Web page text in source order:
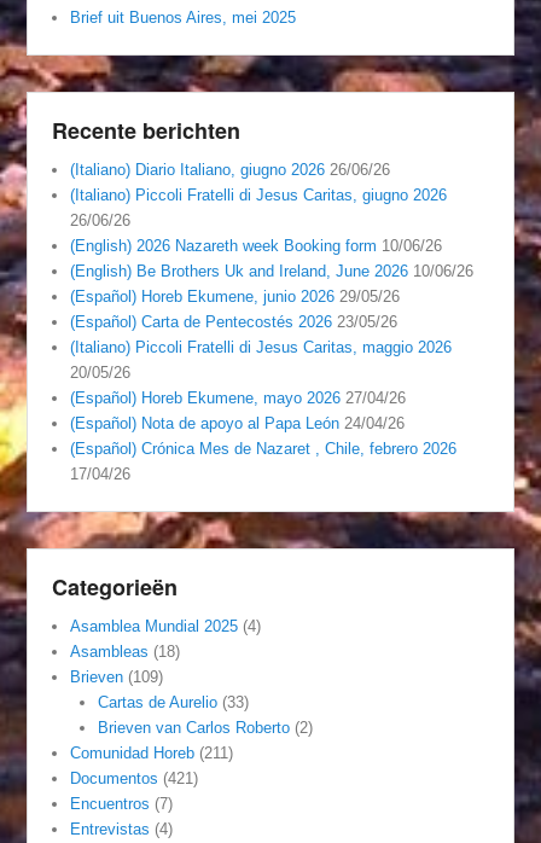
Brief uit Buenos Aires, mei 2025
Recente berichten
(Italiano) Diario Italiano, giugno 2026 26/06/26
(Italiano) Piccoli Fratelli di Jesus Caritas, giugno 2026
26/06/26
(English) 2026 Nazareth week Booking form 10/06/26
(English) Be Brothers Uk and Ireland, June 2026 10/06/26
(Español) Horeb Ekumene, junio 2026 29/05/26
(Español) Carta de Pentecostés 2026 23/05/26
(Italiano) Piccoli Fratelli di Jesus Caritas, maggio 2026
20/05/26
(Español) Horeb Ekumene, mayo 2026 27/04/26
(Español) Nota de apoyo al Papa León 24/04/26
(Español) Crónica Mes de Nazaret , Chile, febrero 2026
17/04/26
Categorieën
Asamblea Mundial 2025 (4)
Asambleas (18)
Brieven (109)
Cartas de Aurelio(33)
Brieven van Carlos Roberto(2)
Comunidad Horeb (211)
Documentos (421)
Encuentros (7)
Entrevistas (4)